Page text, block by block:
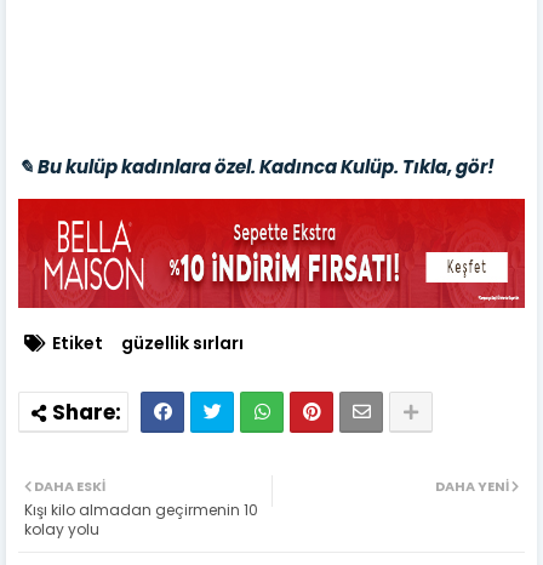
✎ Bu kulüp kadınlara özel. Kadınca Kulüp. Tıkla, gör!
Etiket güzellik sırları
DAHA YENI
DAHA ESKI
Kışı kilo almadan geçirmenin 10
kolay yolu